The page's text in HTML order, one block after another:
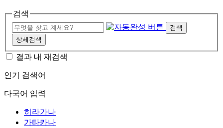
검색
검색
상세검색
결과 내 재검색
인기 검색어
다국어 입력
히라가나
가타카나